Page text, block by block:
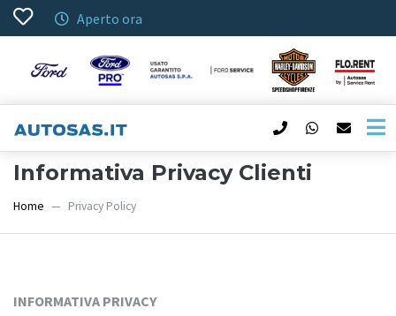
Aperto ora
Informativa Privacy Clienti
Home Privacy Policy
INFORMATIVA PRIVACY